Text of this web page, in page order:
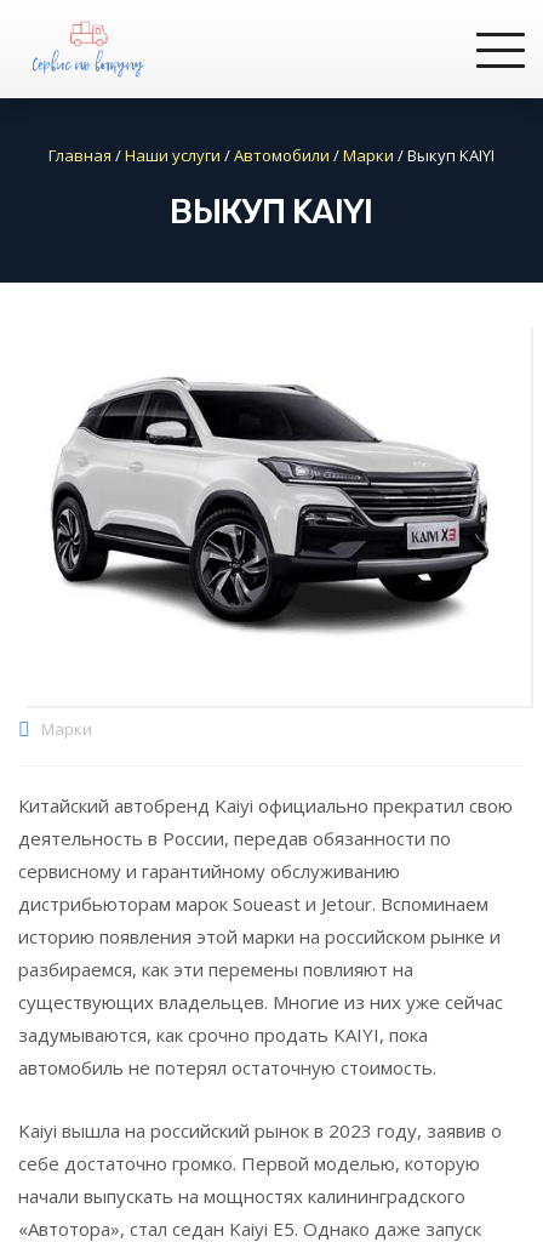
Главная /Наши услуги /Автомобили /Марки /Выкуп KAIYI
ВЫКУП KAIYI
Марки
Китайский автобренд Kaiyi официально прекратил свою
деятельность в России, передав обязанности по
сервисному и гарантийному обслуживанию
дистрибьюторам марок Soueast и Jetour. Вспоминаем
историю появления этой марки на российском рынке и
разбираемся, как эти перемены повлияют на
существующих владельцев. Многие из них уже сейчас
задумываются, как срочно продать KAIYI, пока
автомобиль не потерял остаточную стоимость.
Kaiyi вышла на российский рынок в 2023 году, заявив о
себе достаточно громко. Первой моделью, которую
начали выпускать на мощностях калининградского
«Автотора», стал седан Kaiyi E5. Однако даже запуск